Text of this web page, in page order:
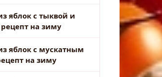
яблок с тыквой и
на зиму
яблок с мускатным
на зиму